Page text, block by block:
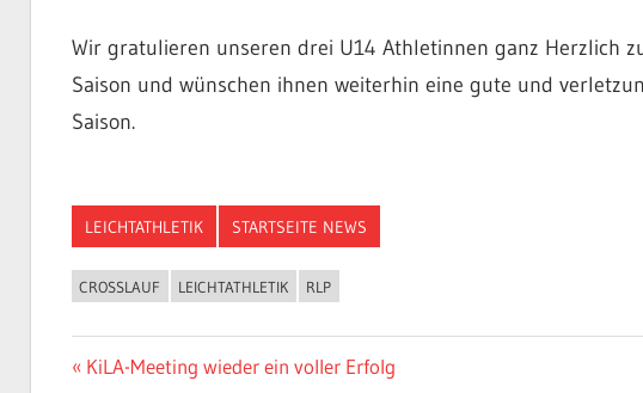
Wir gratulieren unseren drei U14 Athletinnen ganz Herzlich
Saison und wünschen ihnen weiterhin eine gute und
Saison.
LEICHTATHLETIK STARTSEITE NEWS
CROSSLAUF LEICHTATHLETIK RLP
Beitragsnavigation
Vorheriger
KiLA-Meeting wieder ein voller Erfolg